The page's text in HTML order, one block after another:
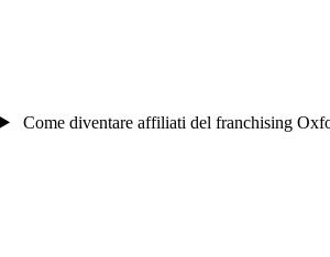
Come diventare affiliati del franchising